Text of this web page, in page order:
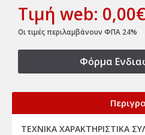
Τιμή web: 0,00€
Οι τιμές περιλαμβάνουν ΦΠΑ 24%
Φόρμα
ΤΕΧΝΙΚΑ ΧΑΡΑΚΤΗΡΙΣΤΙΚΑ